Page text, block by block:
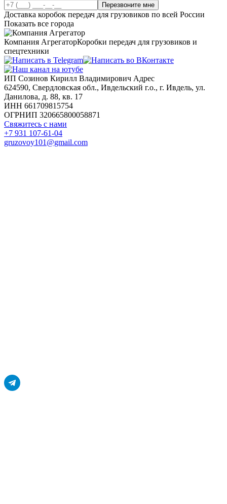
Перезвоните мне
Доставка коробок передач для грузовиков по всей России
Показать все города
Компания АгрегаторКоробки передач для грузовиков и
спецтехники
ИП Созинов Кирилл Владимирович Адрес
624590, Свердловская обл., Ивдельский г.о., г. Ивдель, ул.
Данилова, д. 88, кв. 17
ИНН 661709815754
ОГРНИП 320665800058871
Свяжитесь с нами
+7 931 107-61-04
gruzovoy101@gmail.com